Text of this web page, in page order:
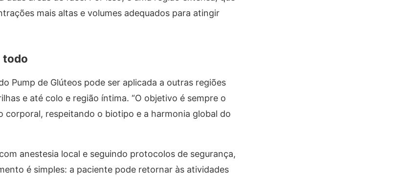
mais altas e volumes adequados para atingir
todo
Pump de Glúteos pode ser aplicada a outras regiões
e até colo e região íntima. “O objetivo é sempre o
corporal, respeitando o biotipo e a harmonia global do
anestesia local e seguindo protocolos de segurança,
é simples: a paciente pode retornar às atividades